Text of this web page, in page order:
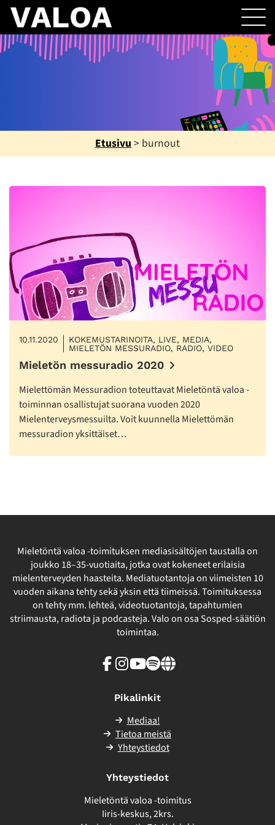
Etusivu > burnout
10.11.2020
KOKEMUSTARINOITA, LIVE, MEDIA,
MIELETÖN MESSURADIO, RADIO, VIDEO
Mieletön messuradio 2020
Mielettömän Messuradion toteuttavat Mieletöntä valoa -
toiminnan osallistujat suorana vuoden 2020
Mielenterveysmessuilta. Voit kuunnella Mielettömän
messuradion yksittäiset…
Mieletöntä valoa -toimituksen mediasisältöjen taustalla on
joukko 18–35-vuotiaita, jotka ovat kokeneet erilaisia
mielenterveyden haasteita. Mediatuotantoja on viimeisten 10
vuoden aikana tehty sekä yksin että tiimeissä. Toimituksessa
on tehty mm. lehteä, videotuotantoja, tapahtumien
striimausta, radiota ja podcasteja. Valo on osa Sosped-säätiön
toimintaa.
Facebook
Instagram
Youtube
SpotifyLinkki
Pikalinkit
Mediaa!
Tietoa meistä
Yhteystiedot
Yhteystiedot
Mieletöntä valoa -toimitus
Iiris-keskus, 2krs.